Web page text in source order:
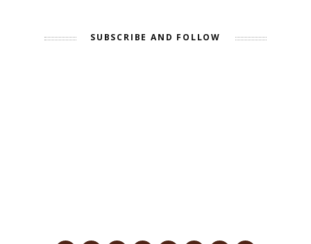
SUBSCRIBE AND FOLLOW